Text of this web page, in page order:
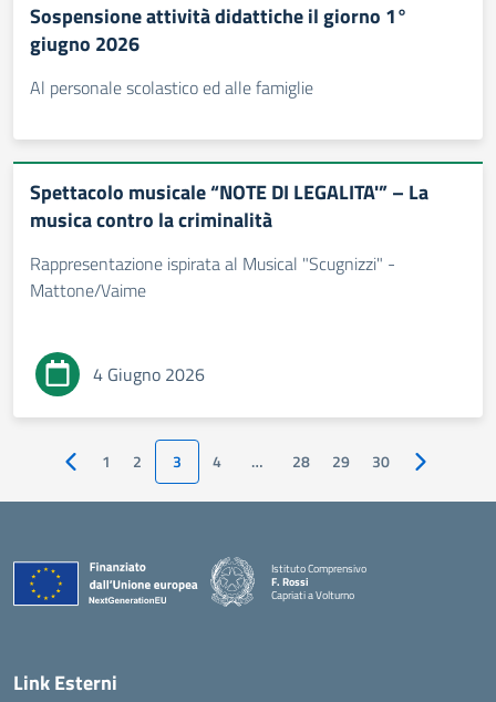
Sospensione attività didattiche il giorno 1°
giugno 2026
Al personale scolastico ed alle famiglie
Spettacolo musicale “NOTE DI LEGALITA'” – La
musica contro la criminalità
Rappresentazione ispirata al Musical "Scugnizzi" -
Mattone/Vaime
4 Giugno 2026
Pagina precedente
1 2 3 4 … 28 29 30 Pagina
Istituto Comprensivo
F. Rossi
Capriati a Volturno
— Visita la pagina iniziale della scuola
Link Esterni